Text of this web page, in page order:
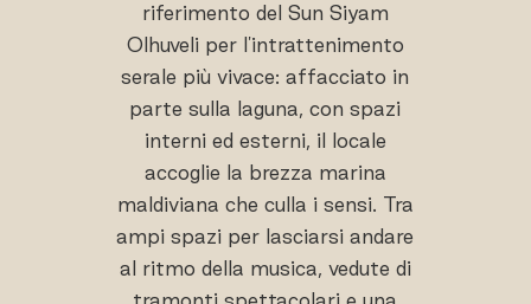
riferimento del Sun Siyam
Olhuveli per l'intrattenimento
serale più vivace: affacciato in
parte sulla laguna, con spazi
interni ed esterni, il locale
accoglie la brezza marina
maldiviana che culla i sensi. Tra
ampi spazi per lasciarsi andare
al ritmo della musica, vedute di